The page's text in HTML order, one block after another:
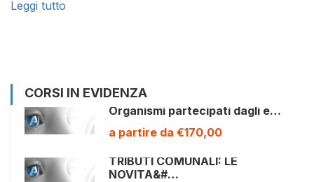
Leggi tutto
CORSI IN EVIDENZA
Organismi partecipati dagli e…
a partire da €170,00
TRIBUTI COMUNALI: LE
NOVITA&#…